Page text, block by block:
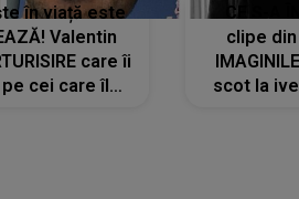
în viață este
Valentin
care îi
cei care îl
CE S-A
clipe
scot la